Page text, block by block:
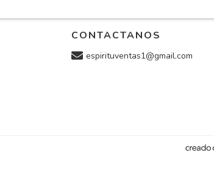
CONTACTANOS
espirituventas1@gmail.com